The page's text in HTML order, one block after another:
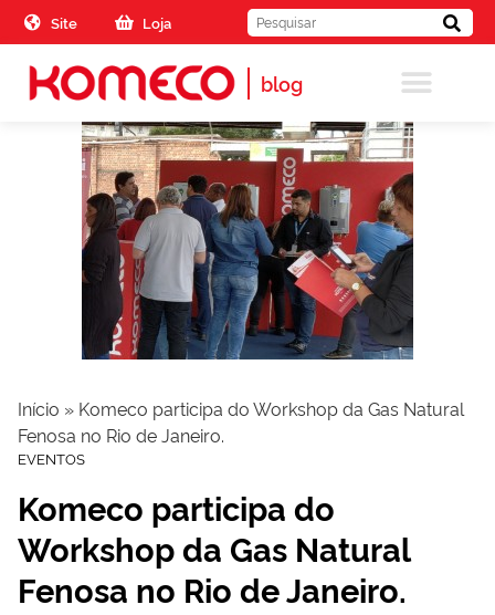
Skip to the content
Site Loja
blog
Início » Komeco participa do Workshop da Gas Natural
Fenosa no Rio de Janeiro.
EVENTOS
Komeco participa do
Workshop da Gas Natural
Fenosa no Rio de Janeiro.